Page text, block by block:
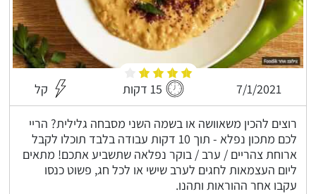
7/1/2021 15 דקות קל
רוצים להכין משאוושה או בשמה השני מסבחה גלילית? הריי
לכם מתכון נפלא - תוך 10 דקות עבודה בלבד תוכלו לקבל
ארוחת צהריים / ערב / בוקר נפלאה שתשביע אתכם! מתאים
ליום העצמאות לחגים לערב שישי או לכל חג, פשוט כנסו
עקבו אחר ההוראות ותהנו.